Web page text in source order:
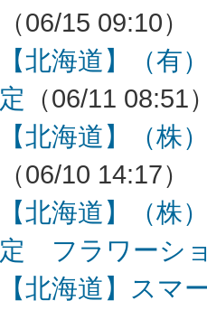
（06/15 09:10）
【北海道】（有
定 （06/11 08:51
【北海道】（株
（06/10 14:17）
【北海道】（株
定 フラワーシ
【北海道】スマ